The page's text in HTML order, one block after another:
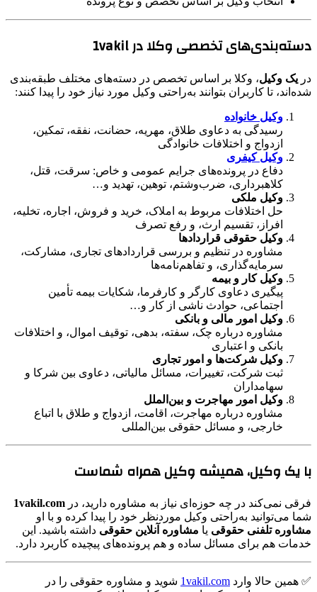
دسته‌بندی‌های تخصصی وکلا در 1vakil
در یک وکیل، وکلا بر اساس تخصص در دسته‌های مختلف طبقه‌بندی
شده‌اند، تا کاربران بتوانند به‌راحتی وکیل مورد نیاز خود را پیدا کنند:
وکیل خانواده
رسیدگی به دعاوی طلاق، مهریه، حضانت، نفقه، تمکین،
ازدواج و اختلافات خانوادگی
وکیل کیفری
دفاع در پرونده‌های جرایم عمومی و خاص: سرقت، قتل،
کلاهبرداری، ضرب‌وشتم، توهین، تهدید و…
وکیل ملکی
حل اختلافات مربوط به املاک، خرید و فروش، اجاره، تخلیه،
افراز، تقسیم ارث، و رفع تصرف
وکیل حقوقی قراردادها
مشاوره در تنظیم و بررسی قراردادهای تجاری، مشارکت،
سرمایه‌گذاری، و تفاهم‌نامه‌ها
وکیل کار و بیمه
پیگیری دعاوی کارگر و کارفرما، شکایات بیمه تأمین
اجتماعی، حوادث ناشی از کار و…
وکیل امور مالی و بانکی
مشاوره درباره چک، سفته، بدهی، توقیف اموال، و اختلافات
بانکی و اعتباری
وکیل شرکت‌ها و امور تجاری
ثبت شرکت، تغییرات، مسائل مالیاتی، دعاوی بین شرکا و
سهامداران
وکیل امور مهاجرت و بین‌الملل
مشاوره درباره مهاجرت، اقامت، ازدواج و طلاق با اتباع
خارجی، و مسائل حقوقی بین‌المللی
با یک وکیل، همیشه وکیل همراه شماست
فرقی نمی‌کند در چه حوزه‌ای نیاز به مشاوره دارید، در 1vakil.com
شما می‌توانید به‌راحتی وکیل موردنظر خود را پیدا کرده و با او
مشاوره تلفنی حقوقی یا مشاوره آنلاین حقوقی داشته باشید. این
خدمات هم برای مسائل ساده و هم پرونده‌های پیچیده کاربرد دارد.
✅ همین حالا وارد 1vakil.com شوید و مشاوره حقوقی را در